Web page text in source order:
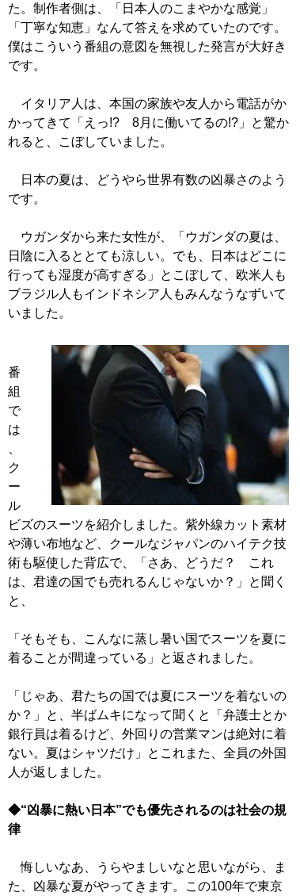
た。制作者側は、「日本人のこまやかな感覚」
「丁寧な知恵」なんて答えを求めていたのです。
僕はこういう番組の意図を無視した発言が大好き
です。
イタリア人は、本国の家族や友人から電話がか
かってきて「えっ!? 8月に働いてるの!?」と驚か
れると、こぼしていました。
日本の夏は、どうやら世界有数の凶暴さのよう
です。
ウガンダから来た女性が、「ウガンダの夏は、
日陰に入るととても涼しい。でも、日本はどこに
行っても湿度が高すぎる」とこぼして、欧米人も
ブラジル人もインドネシア人もみんなうなずいて
いました。
番
組
で
は
ク
ー
ル
ビズのスーツを紹介しました。紫外線カット素材
や薄い布地など、クールなジャパンのハイテク技
術も駆使した背広で、「さあ、どうだ？ これ
は、君達の国でも売れるんじゃないか？」と聞く
と、
「そもそも、こんなに蒸し暑い国でスーツを夏に
着ることが間違っている」と返されました。
「じゃあ、君たちの国では夏にスーツを着ないの
か？」と、半ばムキになって聞くと「弁護士とか
銀行員は着るけど、外回りの営業マンは絶対に着
ない。夏はシャツだけ」とこれまた、全員の外国
人が返しました。
◆“凶暴に熱い日本”でも優先されるのは社会の規
律
悔しいなあ、うらやましいなと思いながら、ま
た、凶暴な夏がやってきます。この100年で東京